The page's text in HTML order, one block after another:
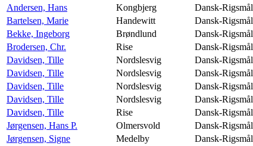
Andersen, Hans
Kongbjerg Dansk-Rigsmål
Bartelsen, Marie
Handewitt Dansk-Rigsmål
Bekke, Ingeborg
Brøndlund Dansk-Rigsmål
Brodersen, Chr.
Rise Dansk-Rigsmål
Davidsen, Tille
Nordslesvig Dansk-Rigsmål
Davidsen, Tille
Nordslesvig Dansk-Rigsmål
Davidsen, Tille
Nordslesvig Dansk-Rigsmål
Davidsen, Tille
Nordslesvig Dansk-Rigsmål
Davidsen, Tille
Rise Dansk-Rigsmål
Jørgensen, Hans P.
Olmersvold Dansk-Rigsmål
Jørgensen, Signe
Medelby Dansk-Rigsmål